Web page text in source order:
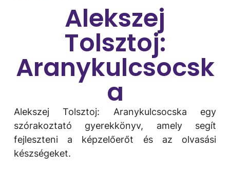
Alekszej
Tolsztoj:
Aranykulcsocsk
a
Alekszej Tolsztoj: Aranykulcsocska egy
szórakoztató gyerekkönyv, amely segít
fejleszteni a képzelőerőt és az olvasási
készségeket.